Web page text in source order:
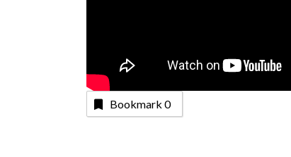
Bookmark 0